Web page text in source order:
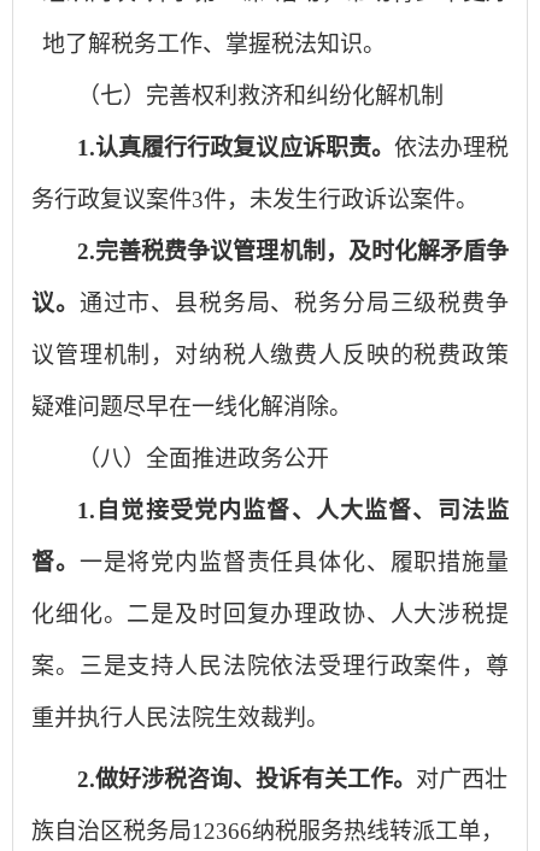
地了解税务工作、掌握税法知识。
（七）完善权利救济和纠纷化解机制
1.认真履行行政复议应诉职责。 依法办理税
务行政复议案件3件，未发生行政诉讼案件。
2.完善税费争议管理机制 ，及时化解矛盾争
议。 通过市、县税务局、税务分局三级税费争
议管理机制，对纳税人缴费人反映的税费政策
疑难问题尽早在一线化解消除。
（八） 全面推进政务公开
1. 自觉接受党内监督、人大监督、司法监
督。 一是将党内监督责任具体化、履职措施量
化细化。二是及时回复办理政协、人大涉税提
案。三是支持人民法院依法受理行政案件，尊
重并执行人民法院生效裁判。
2.做好涉税咨询、投诉有关工作。 对广西壮
族自治区税务局12366纳税服务热线转派工单，